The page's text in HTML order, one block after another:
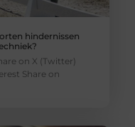
hindernissen
on X (Twitter)
Share on